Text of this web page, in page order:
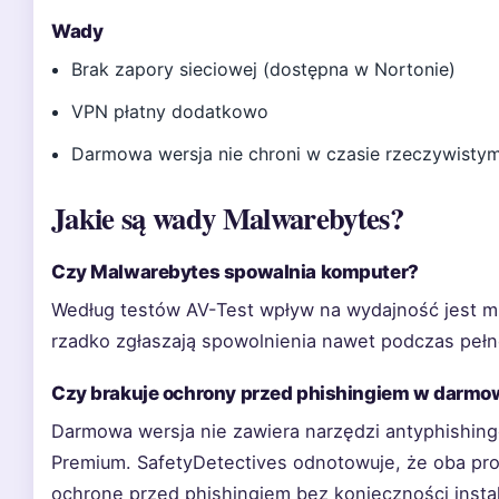
Wady
Brak zapory sieciowej (dostępna w Nortonie)
VPN płatny dodatkowo
Darmowa wersja nie chroni w czasie
Jakie są wady Malwarebytes?
Czy Malwarebytes spowalnia komputer?
Według testów AV-Test wpływ na wydajność jest
rzadko zgłaszają spowolnienia nawet podczas
Czy brakuje ochrony przed phishingiem w
Darmowa wersja nie zawiera narzędzi
Premium. SafetyDetectives odnotowuje, że oba
ochronę przed phishingiem bez konieczności